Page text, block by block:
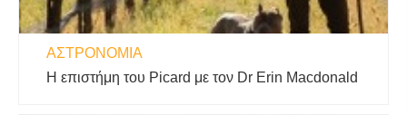
ΑΣΤΡΟΝΟΜΊΑ
Η επιστήμη του Picard με τον Dr Erin Macdonald